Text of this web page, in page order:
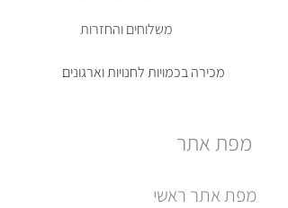
משלוחים והחזרות
מכירה בכמויות לחנויות וארגונים
מפת אתר
מפת אתר ראשי